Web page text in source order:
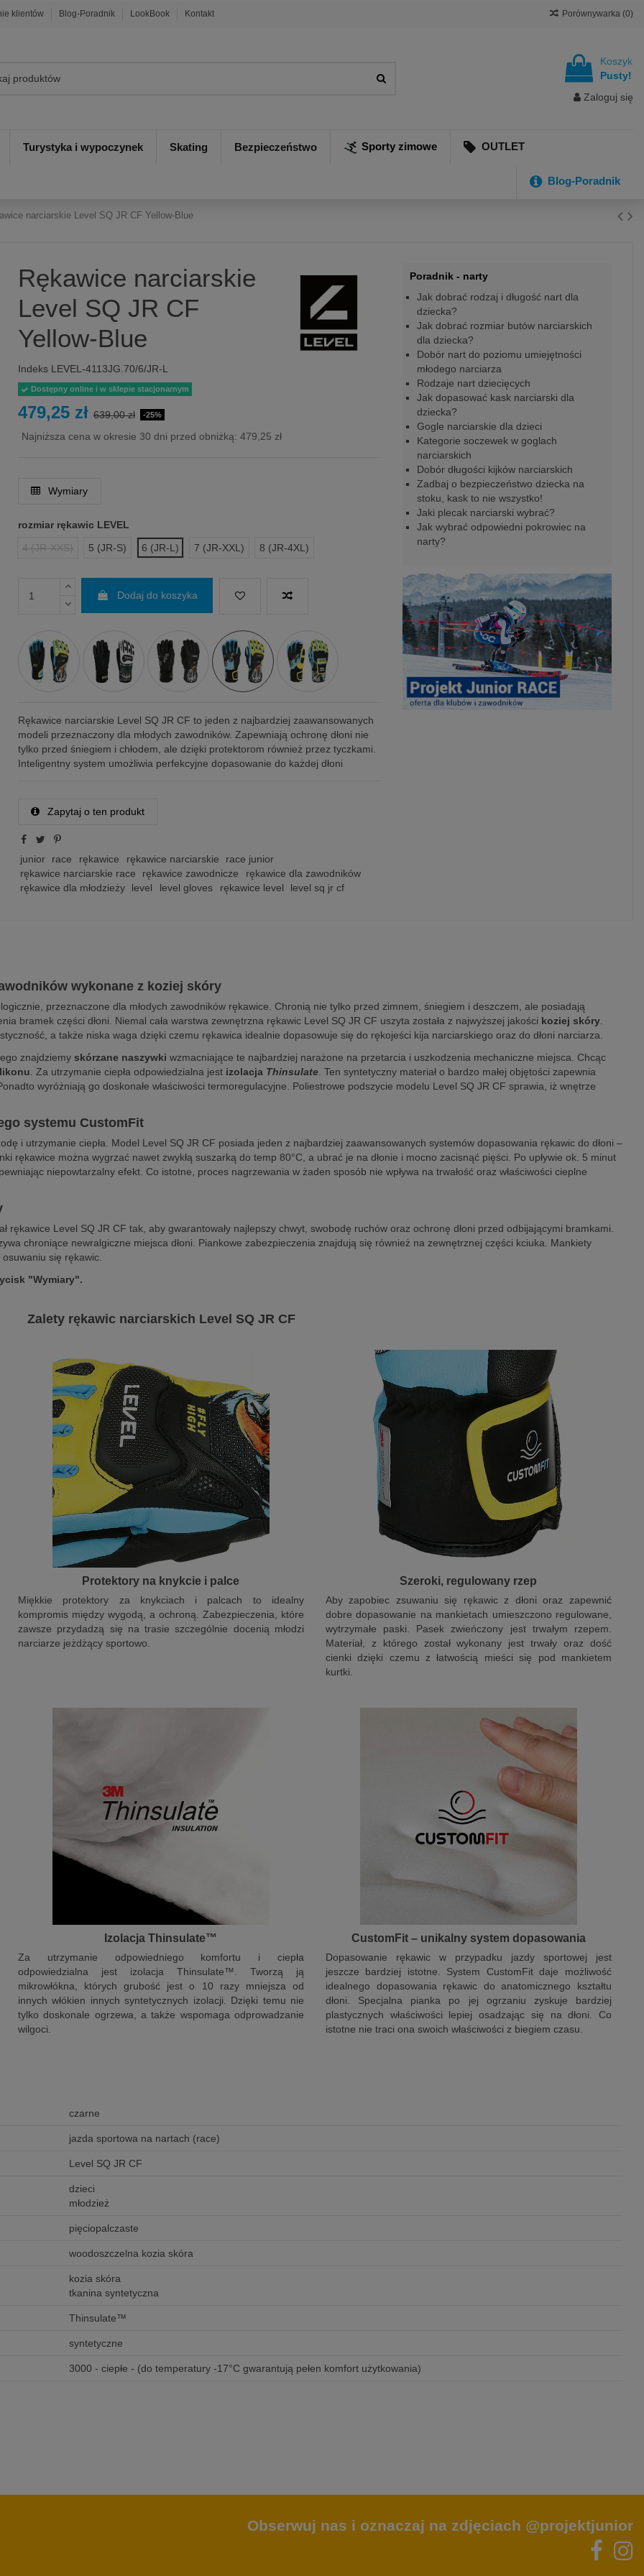
klientów Blog-Poradnik LookBook Kontakt Porównywarka (0)
Koszyk
Pusty!
Zaloguj się
Turystyka i wypoczynek Skating Bezpieczeństwo Sporty zimowe OUTLET
Blog-Poradnik
narciarskie Level SQ JR CF Yellow-Blue
Rękawice narciarskie
Level SQ JR CF
Yellow-Blue
Indeks LEVEL-4113JG.70/6/JR-L
Dostępny online i w sklepie stacjonarnym
479,25 zł 639,00 zł -25%
Najniższa cena w okresie 30 dni przed obniżką: 479,25 zł
Wymiary
rozmiar rękawic LEVEL
4 (JR-XXS)
5 (JR-S) 6 (JR-L) 7 (JR-XXL) 8 (JR-4XL)
Dodaj do koszyka
Rękawice narciarskie Level SQ JR CF to jeden z najbardziej zaawansowanych
modeli przeznaczony dla młodych zawodników. Zapewniają ochronę dłoni nie
tylko przed śniegiem i chłodem, ale dzięki protektorom również przez tyczkami.
Inteligentny system umożliwia perfekcyjne dopasowanie do każdej dłoni
Zapytaj o ten produkt
junior race rękawice rękawice narciarskie
race junior
rękawice narciarskie race
rękawice zawodnicze
rękawice dla zawodników
rękawice dla młodzieży
level level gloves rękawice level level sq jr cf
Poradnik - narty
Jak dobrać rodzaj i długość nart dla
dziecka?
Jak dobrać rozmiar butów narciarskich
dla dziecka?
Dobór nart do poziomu umiejętności
młodego narciarza
Rodzaje nart dziecięcych
Jak dopasować kask narciarski dla
dziecka?
Gogle narciarskie dla dzieci
Kategorie soczewek w goglach
narciarskich
Dobór długości kijków narciarskich
Zadbaj o bezpieczeństwo dziecka na
stoku, kask to nie wszystko!
Jaki plecak narciarski wybrać?
Jak wybrać odpowiedni pokrowiec na
narty?
wykonane z koziej skóry
przeznaczone dla młodych zawodników rękawice. Chronią nie tylko przed zimnem, śniegiem i deszczem, ale posiadają
bramek części dłoni. Niemal cała warstwa zewnętrzna rękawic Level SQ JR CF uszyta została z najwyższej jakości koziej skóry
a także niska waga dzięki czemu rękawica idealnie dopasowuje się do rękojeści kija narciarskiego oraz do dłoni narciarza.
znajdziemy skórzane naszywki wzmacniające te najbardziej narażone na przetarcia i uszkodzenia mechaniczne miejsca. Chcąc
. Za utrzymanie ciepła odpowiedzialna jest izolacja Thinsulate . Ten syntetyczny materiał o bardzo małej objętości zapewnia
wyróżniają go doskonałe właściwości termoregulacyjne. Poliestrowe podszycie modelu Level SQ JR CF sprawia, iż wnętrze
systemu CustomFit
i utrzymanie ciepła. Model Level SQ JR CF posiada jeden z najbardziej zaawansowanych systemów dopasowania rękawic do dłoni –
rękawice można wygrzać nawet zwykłą suszarką do temp 80°C, a ubrać je na dłonie i mocno zacisnąć pięści. Po upływie ok. 5 minut
niepowtarzalny efekt. Co istotne, proces nagrzewania w żaden sposób nie wpływa na trwałość oraz właściwości cieplne
Level SQ JR CF tak, aby gwarantowały najlepszy chwyt, swobodę ruchów oraz ochronę dłoni przed odbijającymi bramkami.
chroniące newralgiczne miejsca dłoni. Piankowe zabezpieczenia znajdują się również na zewnętrznej części kciuka. Mankiety
się rękawic.
"Wymiary".
Zalety rękawic narciarskich Level SQ JR CF
Protektory na knykcie i palce
Miękkie protektory za knykciach i palcach to idealny
kompromis między wygodą, a ochroną. Zabezpieczenia, które
zawsze przydadzą się na trasie szczególnie docenią młodzi
narciarze jeżdżący sportowo.
Szeroki, regulowany rzep
Aby zapobiec zsuwaniu się rękawic z dłoni oraz zapewnić
dobre dopasowanie na mankietach umieszczono regulowane,
wytrzymałe paski. Pasek zwieńczony jest trwałym rzepem.
Materiał, z którego został wykonany jest trwały oraz dość
cienki dzięki czemu z łatwością mieści się pod mankietem
kurtki.
Izolacja Thinsulate™
Za utrzymanie odpowiedniego komfortu i ciepła
odpowiedzialna jest izolacja Thinsulate™. Tworzą ją
mikrowłókna, których grubość jest o 10 razy mniejsza od
innych włókien innych syntetycznych izolacji. Dzięki temu nie
tylko doskonale ogrzewa, a także wspomaga odprowadzanie
wilgoci.
CustomFit – unikalny system dopasowania
Dopasowanie rękawic w przypadku jazdy sportowej jest
jeszcze bardziej istotne. System CustomFit daje możliwość
idealnego dopasowania rękawic do anatomicznego kształtu
dłoni. Specjalna pianka po jej ogrzaniu zyskuje bardziej
plastycznych właściwości lepiej osadzając się na dłoni. Co
istotne nie traci ona swoich właściwości z biegiem czasu.
czarne
jazda sportowa na nartach (race)
Level SQ JR CF
dzieci
młodzież
pięciopalczaste
woodoszczelna kozia skóra
kozia skóra
tkanina syntetyczna
Thinsulate™
syntetyczne
3000 - ciepłe - (do temperatury -17°C gwarantują pełen komfort użytkowania)
Obserwuj nas i oznaczaj na zdjęciach @projektjunior